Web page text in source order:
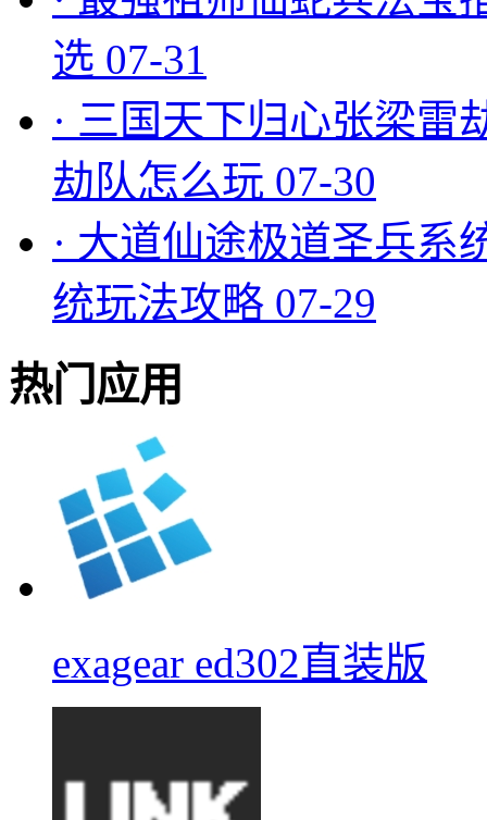
选 07-31
· 三国天下归心张梁雷
劫队怎么玩 07-30
· 大道仙途极道圣兵系
统玩法攻略 07-29
热门应用
exagear ed302直装版